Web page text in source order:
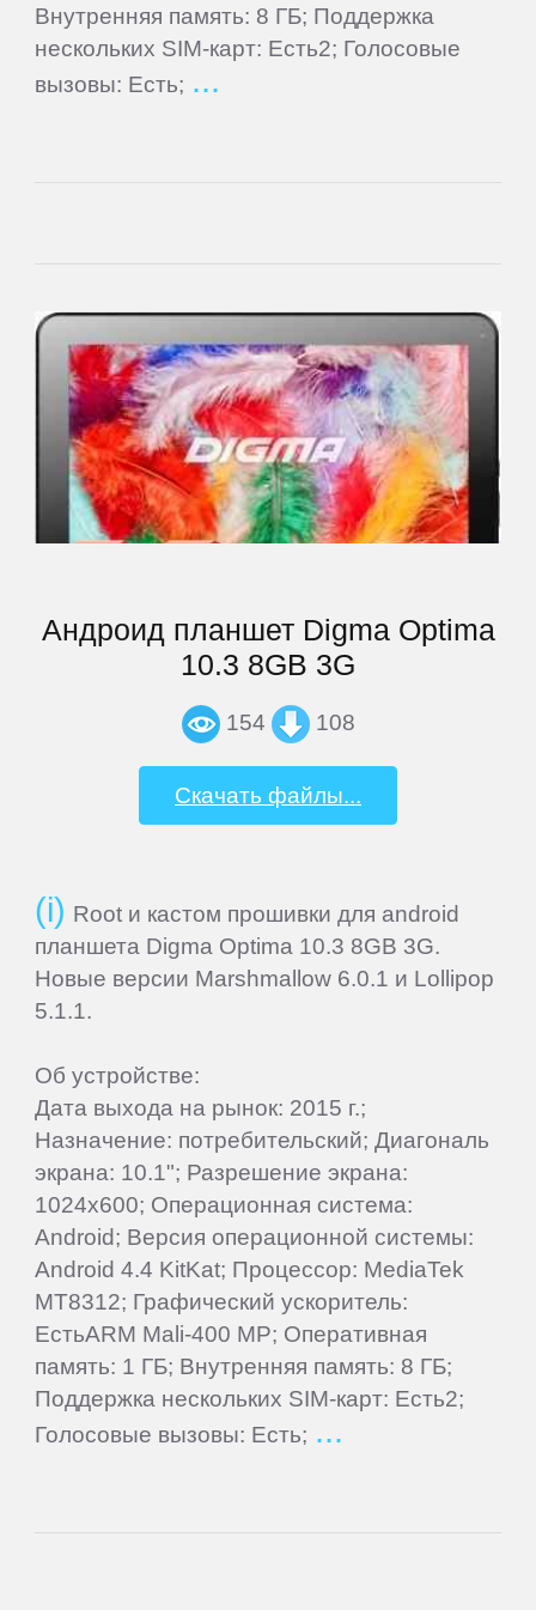
Внутренняя память: 8 ГБ; Поддержка
нескольких SIM-карт: Есть2; Голосовые
вызовы: Есть;
Андроид планшет Digma Optima
10.3 8GB 3G
154 108
Скачать файлы...
Root и кастом прошивки для android
планшета Digma Optima 10.3 8GB 3G.
Новые версии Marshmallow 6.0.1 и Lollipop
5.1.1.
Об устройстве:
Дата выхода на рынок: 2015 г.;
Назначение: потребительский; Диагональ
экрана: 10.1"; Разрешение экрана:
1024x600; Операционная система:
Android; Версия операционной системы:
Android 4.4 KitKat; Процессор: MediaTek
MT8312; Графический ускоритель:
ЕстьARM Mali-400 MP; Оперативная
память: 1 ГБ; Внутренняя память: 8 ГБ;
Поддержка нескольких SIM-карт: Есть2;
Голосовые вызовы: Есть;
Lenovo
LG
Mio
MODECOM
Motorola
Mystery
Nvidia
OVERMAX
Oysters
Perfeo
PiPO
Plark